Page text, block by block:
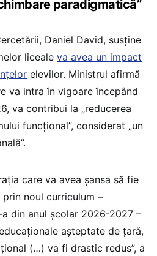
paradigmatică”
Daniel David, susține
liceale va avea un impact
elevilor. Ministrul afirmă
va intra în vigoare începând
va contribui la „reducerea
funcțional”, considerat „un
care va avea șansa să fie
noul curriculum –
din anul școlar 2026-2027 –
așteptate de țară,
(…) va fi drastic redus”, a